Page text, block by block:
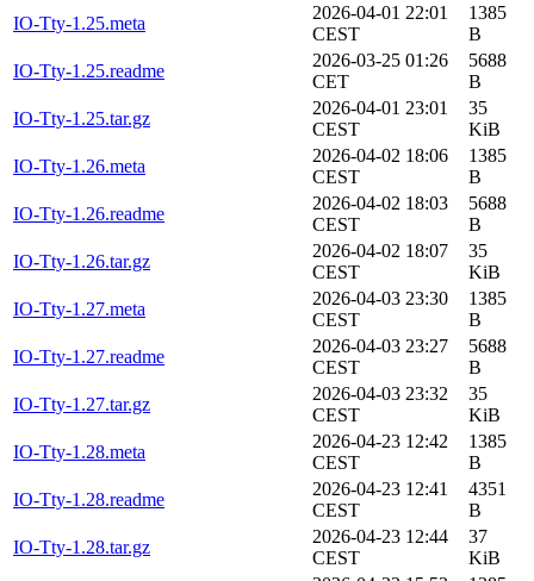
IO-Tty-1.25.meta
2026-04-01 22:01
CEST
1385
B
IO-Tty-1.25.readme
2026-03-25 01:26
CET
5688
B
IO-Tty-1.25.tar.gz
2026-04-01 23:01
CEST
35
KiB
IO-Tty-1.26.meta
2026-04-02 18:06
CEST
1385
B
IO-Tty-1.26.readme
2026-04-02 18:03
CEST
5688
B
IO-Tty-1.26.tar.gz
2026-04-02 18:07
CEST
35
KiB
IO-Tty-1.27.meta
2026-04-03 23:30
CEST
1385
B
IO-Tty-1.27.readme
2026-04-03 23:27
CEST
5688
B
IO-Tty-1.27.tar.gz
2026-04-03 23:32
CEST
35
KiB
IO-Tty-1.28.meta
2026-04-23 12:42
CEST
1385
B
IO-Tty-1.28.readme
2026-04-23 12:41
CEST
4351
B
IO-Tty-1.28.tar.gz
2026-04-23 12:44
CEST
37
KiB